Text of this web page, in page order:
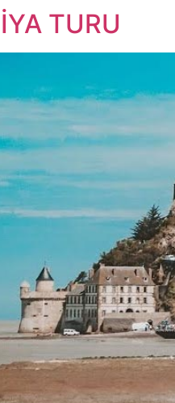
TURU